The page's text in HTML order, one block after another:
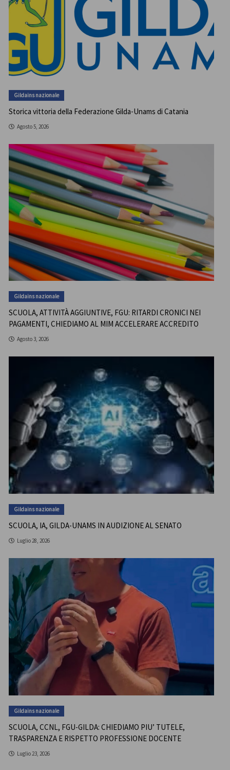
Gildains nazionale
Storica vittoria della Federazione Gilda-Unams di Catania
Agosto 5, 2026
Gildains nazionale
SCUOLA, ATTIVITÀ AGGIUNTIVE, FGU: RITARDI CRONICI NEI
PAGAMENTI, CHIEDIAMO AL MIM ACCELERARE ACCREDITO
Agosto 3, 2026
Gildains nazionale
SCUOLA, IA, GILDA-UNAMS IN AUDIZIONE AL SENATO
Luglio 28, 2026
Gildains nazionale
SCUOLA, CCNL, FGU-GILDA: CHIEDIAMO PIU’ TUTELE,
TRASPARENZA E RISPETTO PROFESSIONE DOCENTE
Luglio 23, 2026